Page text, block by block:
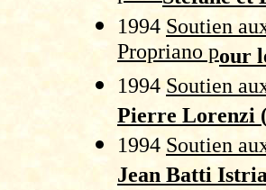
1994 Soutien
Propriano pour
1994 Soutien
Pierre Lorenzi
1994 Soutien
Jean Batti